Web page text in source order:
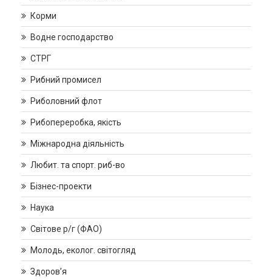
Корми
Водне господарство
СТРГ
Рибний промисел
Риболовний флот
Рибопереробка, якість
Міжнародна діяльність
Любит. та спорт. риб-во
Бізнес-проекти
Наука
Світове р/г (ФАО)
Молодь, еколог. світогляд
Здоров’я